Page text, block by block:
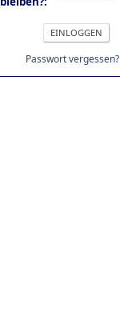
Passwort vergessen?